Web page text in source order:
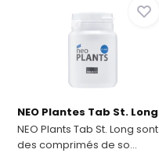
NEO Plantes Tab St. Long
NEO Plants Tab St. Long sont
des comprimés de so...